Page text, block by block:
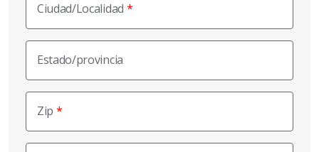
Ciudad/Localidad
Estado/provincia
Zip